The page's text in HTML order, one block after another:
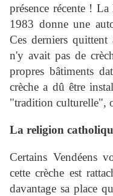
présence récente !
1983 donne une
Ces derniers
n'y avait pas de
propres bâtiments
crèche a dû être
"tradition culturelle",
La religion
Certains Vendéens
cette crèche est
davantage sa place